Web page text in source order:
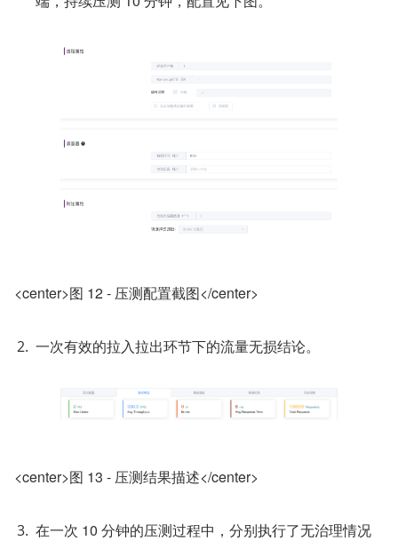
<center>图 12 - 压测配置截图</center>
一次有效的拉入拉出环节下的流量无损结论。
<center>图 13 - 压测结果描述</center>
在一次 10 分钟的压测过程中，分别执行了无治理情况